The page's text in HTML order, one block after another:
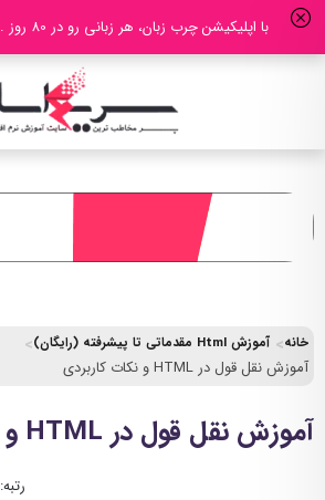
با اپلیکیشن چرب زبان، هر زبانی رو در 80 روز ... قورت بده (دانلود)
خانه آموزش Html مقدماتی تا پیشرفته (رایگان)
آموزش نقل قول در HTML و نکات کاربردی
آموزش نقل قول در HTML و نکات کاربردی
رتبه: 0 ار 0 رای